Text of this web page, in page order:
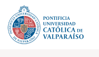
Click acá para ir directamente